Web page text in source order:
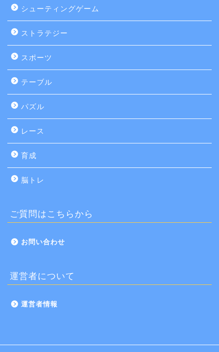
シューティングゲーム
ストラテジー
スポーツ
テーブル
パズル
レース
育成
脳トレ
ご質問はこちらから
お問い合わせ
運営者について
運営者情報